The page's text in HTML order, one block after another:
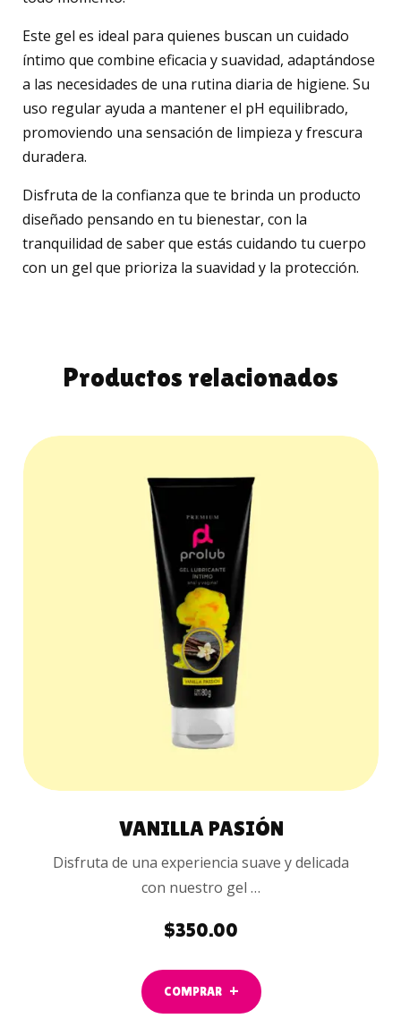
Este gel es ideal para quienes buscan un cuidado
íntimo que combine eficacia y suavidad, adaptándose
a las necesidades de una rutina diaria de higiene. Su
uso regular ayuda a mantener el pH equilibrado,
promoviendo una sensación de limpieza y frescura
duradera.
Disfruta de la confianza que te brinda un producto
diseñado pensando en tu bienestar, con la
tranquilidad de saber que estás cuidando tu cuerpo
con un gel que prioriza la suavidad y la protección.
Productos relacionados
COMPRAR
VANILLA PASIÓN
Disfruta de una experiencia suave y delicada
con nuestro gel …
$350.00
COMPRAR